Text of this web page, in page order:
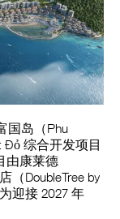
国岛（Phu
综合开发项目
由康莱德
（DoubleTree by
迎接 2027 年